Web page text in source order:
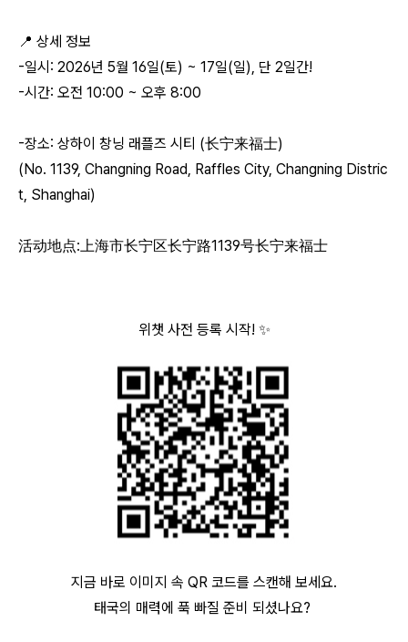
📍 상세 정보
-일시: 2026년 5월 16일(토) ~ 17일(일), 단 2일간!
-시간: 오전 10:00 ~ 오후 8:00
-장소: 상하이 창닝 래플즈 시티 (长宁来福士)
(No. 1139, Changning Road, Raffles City, Changning Distric
t, Shanghai)
活动地点:上海市长宁区长宁路1139号长宁来福士
위챗 사전 등록 시작! ✨
지금 바로 이미지 속 QR 코드를 스캔해 보세요.
태국의 매력에 푹 빠질 준비 되셨나요?